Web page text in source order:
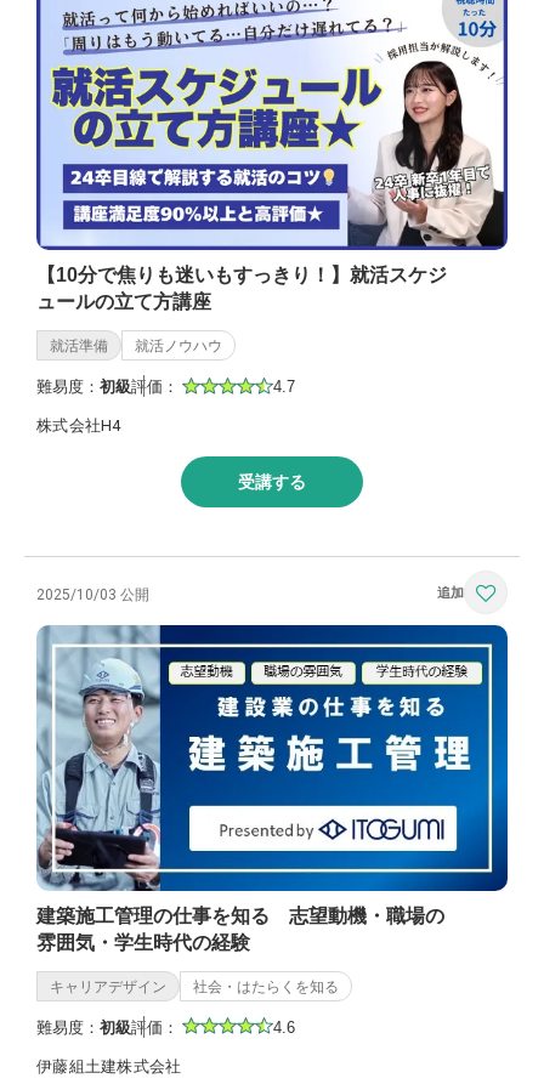
【10分で焦りも迷いもすっきり！】就活スケジ
ュールの立て方講座
就活準備 就活ノウハウ
難易度： 初級評価： 4.7
株式会社H4
受講する
2025/10/03 公開
建築施工管理の仕事を知る 志望動機・職場の
雰囲気・学生時代の経験
キャリアデザイン 社会・はたらくを知る
難易度： 初級評価： 4.6
伊藤組土建株式会社